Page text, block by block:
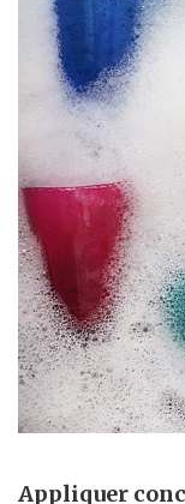
Appliquer